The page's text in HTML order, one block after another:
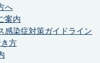
へ
案内
感染症対策ガイドライン
方